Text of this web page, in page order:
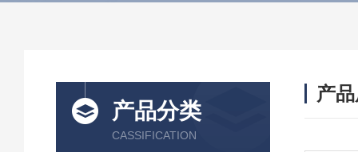
产品分类
CASSIFICATION
产